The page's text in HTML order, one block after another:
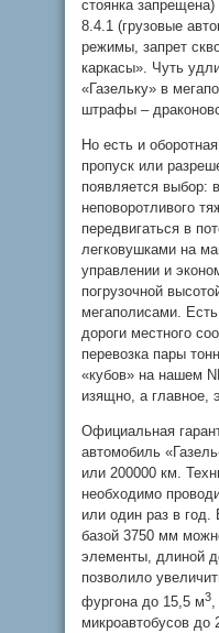
стоянка
8.4.1 (грузовые
режимы, запрет
каркасы». Чуть
«Газельку» в
штрафы –
Но есть и
пропуск или
появляется выбор:
неповоротливого
передвигаться в
легковушками на
управлении и
погрузочной
мегаполисами.
дороги местного
перевозка пары
«кубов» на нашем
изящно, а главное,
Официальная
автомобиль
или 200000 км.
необходимо
или один раз в
базой 3750 мм
элементы, длиной
позволило
фургона до 15,5 м3
микроавтобусов до